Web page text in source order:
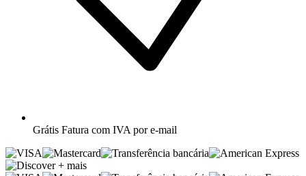
Grátis Fatura com IVA por e-mail
+ mais